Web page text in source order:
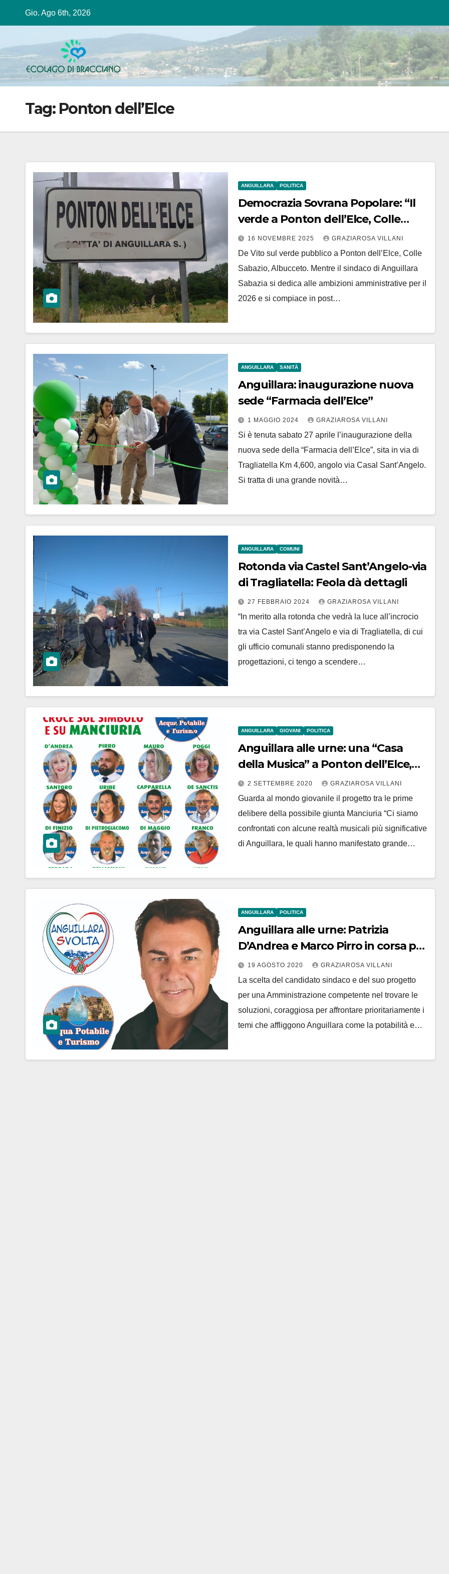
Gio. Ago 6th, 2026
Tag: Ponton dell’Elce
ANGUILLARA POLITICA
Democrazia Sovrana Popolare: “Il
verde a Ponton dell’Elce, Colle
Sabazio, Albucceto, emblema
dell’incuria”
16 NOVEMBRE 2025 GRAZIAROSA VILLANI
De Vito sul verde pubblico a Ponton dell’Elce, Colle
Sabazio, Albucceto. Mentre il sindaco di Anguillara
Sabazia si dedica alle ambizioni amministrative per il
2026 e si compiace in post…
ANGUILLARA SANITÀ
Anguillara: inaugurazione nuova
sede “Farmacia dell’Elce”
1 MAGGIO 2024 GRAZIAROSA VILLANI
Si è tenuta sabato 27 aprile l’inaugurazione della
nuova sede della “Farmacia dell’Elce”, sita in via di
Tragliatella Km 4,600, angolo via Casal Sant’Angelo.
Si tratta di una grande novità…
ANGUILLARA COMUNI
Rotonda via Castel Sant’Angelo-via
di Tragliatella: Feola dà dettagli
27 FEBBRAIO 2024 GRAZIAROSA VILLANI
“In merito alla rotonda che vedrà la luce all’incrocio
tra via Castel Sant’Angelo e via di Tragliatella, di cui
gli ufficio comunali stanno predisponendo la
progettazioni, ci tengo a scendere…
ANGUILLARA GIOVANI POLITICA
Anguillara alle urne: una “Casa
della Musica” a Ponton dell’Elce,
l’annuncio del candidato sindaco
Sergio Manciuria e del candidato
consigliere Riccardo Pelliccioni
2 SETTEMBRE 2020 GRAZIAROSA VILLANI
Guarda al mondo giovanile il progetto tra le prime
delibere della possibile giunta Manciuria “Ci siamo
confrontati con alcune realtà musicali più significative
di Anguillara, le quali hanno manifestato grande…
ANGUILLARA POLITICA
Anguillara alle urne: Patrizia
D’Andrea e Marco Pirro in corsa per
Manciuria sindaco con la lista civica
Anguillara Acqua Potabile e
Turismo
19 AGOSTO 2020 GRAZIAROSA VILLANI
La scelta del candidato sindaco e del suo progetto
per una Amministrazione competente nel trovare le
soluzioni, coraggiosa per affrontare prioritariamente i
temi che affliggono Anguillara come la potabilità e…